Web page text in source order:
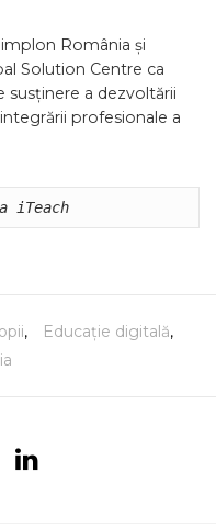
România și
Solution Centre ca
a dezvoltării
profesionale a
iTeach
, Educație digitală,